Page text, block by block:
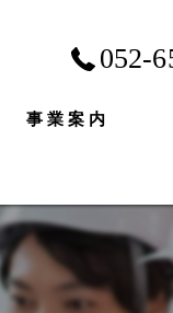
052-
事業案内